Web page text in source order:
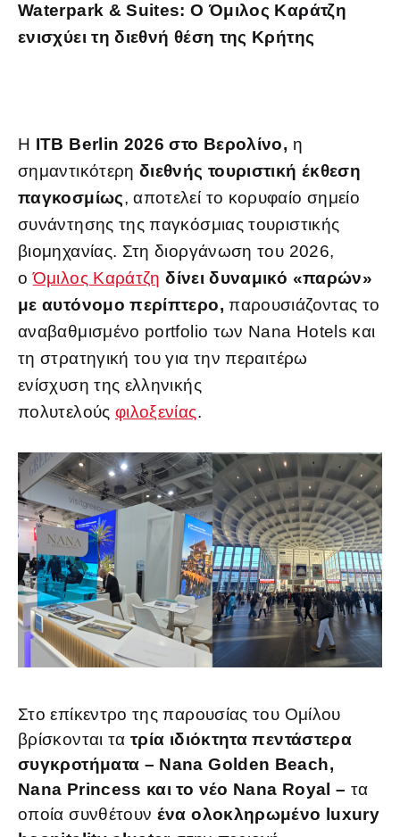
Waterpark & Suites: Ο Όμιλος Καράτζη
ενισχύει τη διεθνή θέση της Κρήτης
Η ITB Berlin 2026 στο Βερολίνο, η
σημαντικότερηδιεθνής τουριστική έκθεση
παγκοσμίως, αποτελεί το κορυφαίο σημείο
συνάντησης της παγκόσμιας τουριστικής
βιομηχανίας. Στη διοργάνωση του 2026,
οΌμιλος Καράτζη δίνει δυναμικό «παρών»
με αυτόνομο περίπτερο, παρουσιάζοντας το
αναβαθμισμένο portfolio των Nana Hotels και
τη στρατηγική του για την περαιτέρω
ενίσχυση της ελληνικής
πολυτελούς φιλοξενίας.
Στο επίκεντρο της παρουσίας του Ομίλου
βρίσκονται τα τρία ιδιόκτητα πεντάστερα
συγκροτήματα – Nana Golden Beach,
Nana Princess και το νέο Nana Royal – τα
οποία συνθέτουν ένα ολοκληρωμένο luxury